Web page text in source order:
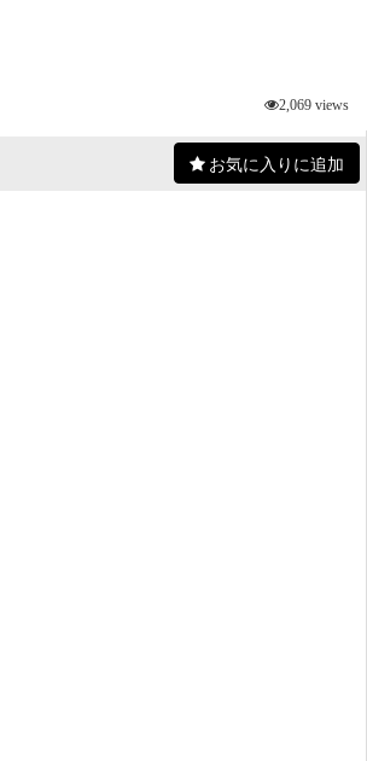
2,069 views
お気に入りに追加